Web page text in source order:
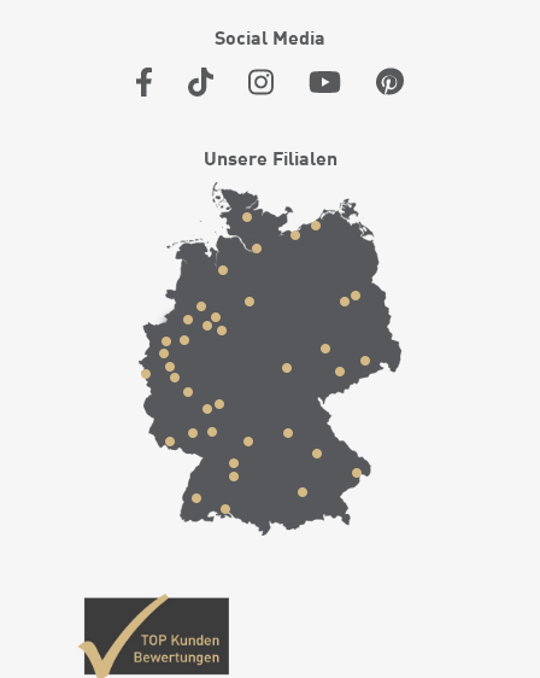
Social Media
Unsere Filialen